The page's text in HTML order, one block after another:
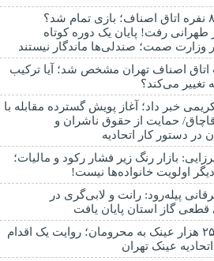
صندلی ۸ نفره اتاق اصناف؛ بازی تمام شد؟
طهرانی رفت! پایان یک دوره کوتاه
وزارت صمت؛ صندلی‌ها ماندگار نیستند
اتاق اصناف تهران مشخص شد؛ آیا ترکیب
تغییر می‌کند؟
کریمی خبر داد؛ آغاز پویش گسترده مقابله با
حمایت از حقوق ناشران و
در دستور کار اتحادیه
بازار رنگ زیر فشار رکود و مالیات؛
اولویت خانواده‌ها نیست!
پیله‌رود: رانت و لابی‌گری در
قطعی گاز استان پایان یافت
اهدای ۲۵۲ هزار عینک به محرومان؛ روایت یک اقدام
اتحادیه عینک تهران